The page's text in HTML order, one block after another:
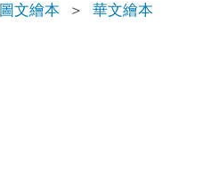
圖文繪本 ＞ 華文繪本